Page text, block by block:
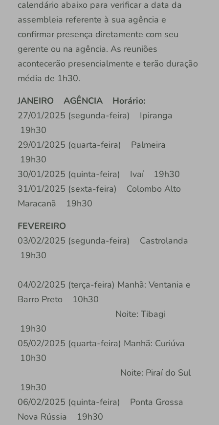
calendário abaixo para verificar a data da
assembleia referente à sua agência e
confirmar presença diretamente com seu
gerente ou na agência. As reuniões
acontecerão presencialmente e terão duração
média de 1h30.
JANEIRO AGÊNCIA Horário:
27/01/2025 (segunda-feira) Ipiranga
19h30
29/01/2025 (quarta-feira) Palmeira
19h30
30/01/2025 (quinta-feira) Ivaí 19h30
31/01/2025 (sexta-feira) Colombo Alto
Maracanã 19h30
FEVEREIRO
03/02/2025 (segunda-feira) Castrolanda
19h30
04/02/2025 (terça-feira) Manhã: Ventania e
Barro Preto 10h30
Noite: Tibagi
19h30
05/02/2025 (quarta-feira) Manhã: Curiúva
10h30
Noite: Piraí do Sul
19h30
06/02/2025 (quinta-feira) Ponta Grossa
Nova Rússia 19h30